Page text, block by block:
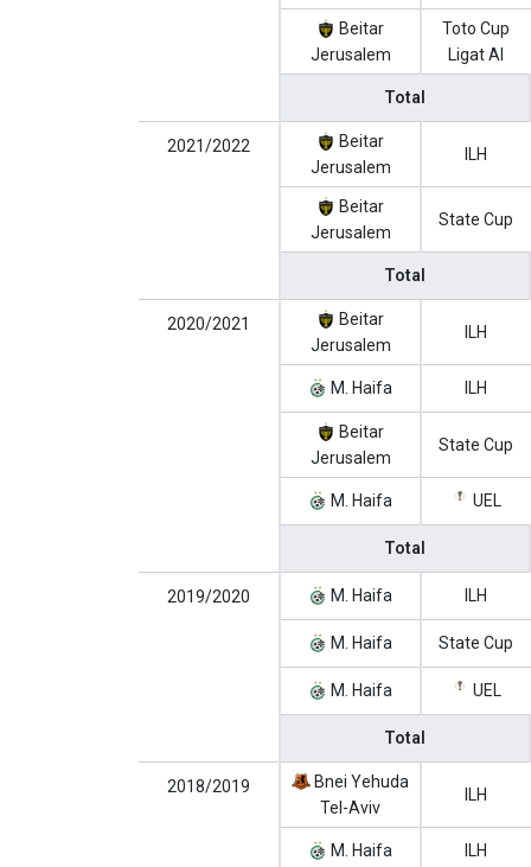
Beitar
Jerusalem
Toto Cup
Ligat Al
Total
2021/2022
Beitar
Jerusalem
ILH
Beitar
Jerusalem
State Cup
Total
2020/2021
Beitar
Jerusalem
ILH
M. Haifa ILH
Beitar
Jerusalem
State Cup
M. Haifa UEL
Total
2019/2020 M. Haifa ILH
M. Haifa State Cup
M. Haifa UEL
Total
2018/2019
Bnei Yehuda
Tel-Aviv
ILH
M. Haifa ILH